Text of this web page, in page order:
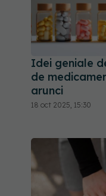
Idei geniale
de
arunci
18 oct 2025, 15:30